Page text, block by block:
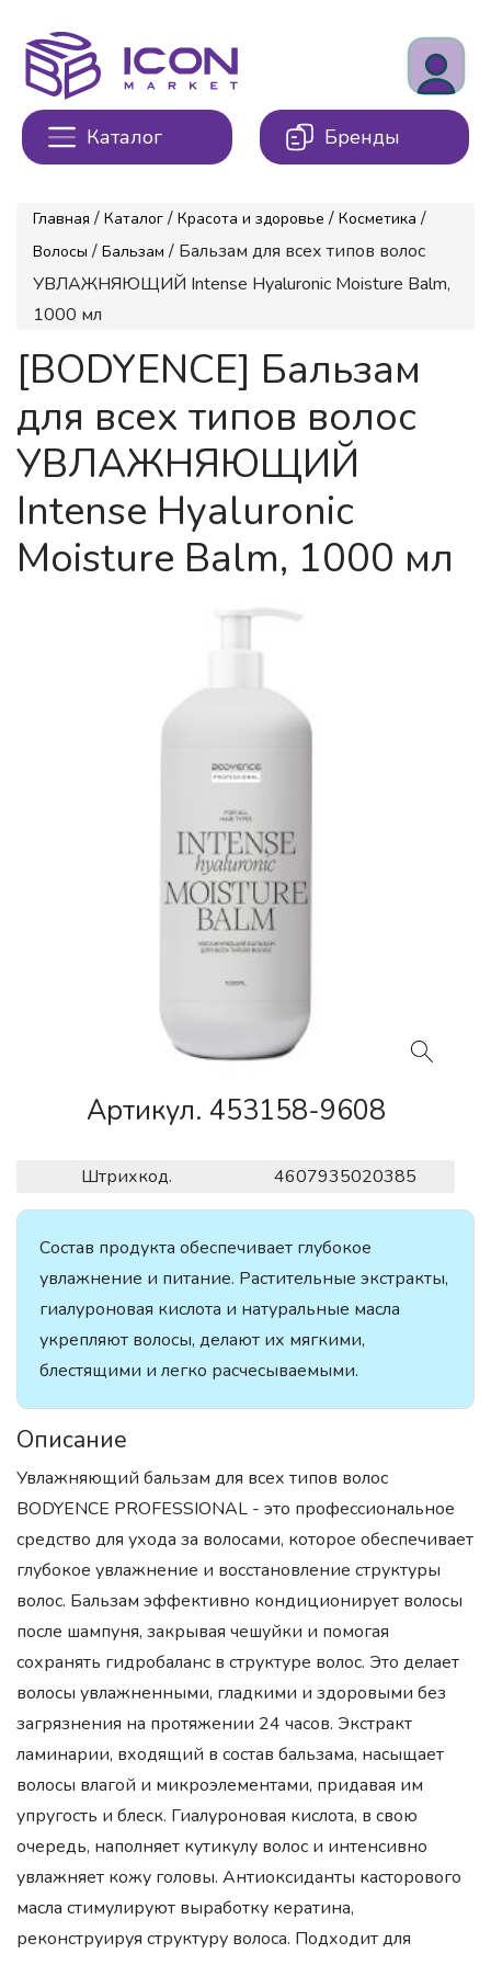
Каталог Бренды
Главная / Каталог / Красота и здоровье / Косметика /
Волосы / Бальзам / Бальзам для всех типов волос
УВЛАЖНЯЮЩИЙ Intense Hyaluronic Moisture Balm,
1000 мл
[BODYENCE] Бальзам
для всех типов волос
УВЛАЖНЯЮЩИЙ
Intense Hyaluronic
Moisture Balm, 1000 мл
Артикул. 453158-9608
Штрихкод. 4607935020385
Состав продукта обеспечивает глубокое
увлажнение и питание. Растительные экстракты,
гиалуроновая кислота и натуральные масла
укрепляют волосы, делают их мягкими,
блестящими и легко расчесываемыми.
Описание
Увлажняющий бальзам для всех типов волос
BODYENCE PROFESSIONAL - это профессиональное
средство для ухода за волосами, которое обеспечивает
глубокое увлажнение и восстановление структуры
волос. Бальзам эффективно кондиционирует волосы
после шампуня, закрывая чешуйки и помогая
сохранять гидробаланс в структуре волос. Это делает
волосы увлажненными, гладкими и здоровыми без
загрязнения на протяжении 24 часов. Экстракт
ламинарии, входящий в состав бальзама, насыщает
волосы влагой и микроэлементами, придавая им
упругость и блеск. Гиалуроновая кислота, в свою
очередь, наполняет кутикулу волос и интенсивно
увлажняет кожу головы. Антиоксиданты касторового
масла стимулируют выработку кератина,
реконструируя структуру волоса. Подходит для